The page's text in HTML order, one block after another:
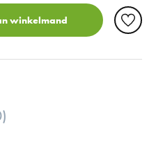
winkelmand